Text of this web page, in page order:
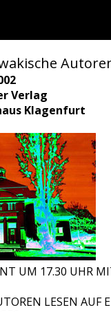
Verlag
Klagenfurt
UM 17.30 UHR
LESEN AUF